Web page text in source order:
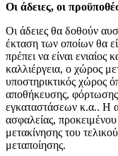
Οι άδειες, οι
Οι άδειες θα δοθούν
έκταση των οποίων θα
πρέπει να είναι ενιαίος
καλλιέργεια, ο χώρος
υποστηρικτικός χώρος
αποθήκευσης,
εγκαταστάσεων κ.α.. Η
ασφαλείας,
μετακίνησης του
μεταποίησης.